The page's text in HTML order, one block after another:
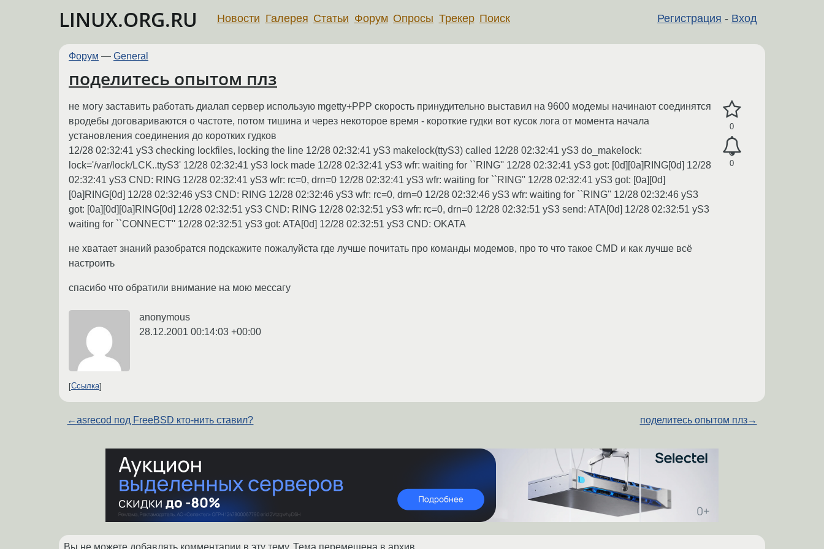
LINUX.ORG.RU Регистрация - Вход
Новости Галерея Статьи Форум Опросы Трекер Поиск
Форум — General
поделитесь опытом плз
0
0
не могу заставить работать диалап сервер использую mgetty+PPP скорость принудительно выставил на 9600 модемы начинают соединятся
вродебы договариваются о частоте, потом тишина и через некоторое время - короткие гудки вот кусок лога от момента начала
установления соединения до коротких гудков
12/28 02:32:41 yS3 checking lockfiles, locking the line 12/28 02:32:41 yS3 makelock(ttyS3) called 12/28 02:32:41 yS3 do_makelock:
lock='/var/lock/LCK..ttyS3' 12/28 02:32:41 yS3 lock made 12/28 02:32:41 yS3 wfr: waiting for ``RING'' 12/28 02:32:41 yS3 got: [0d][0a]RING[0d] 12/28
02:32:41 yS3 CND: RING 12/28 02:32:41 yS3 wfr: rc=0, drn=0 12/28 02:32:41 yS3 wfr: waiting for ``RING'' 12/28 02:32:41 yS3 got: [0a][0d]
[0a]RING[0d] 12/28 02:32:46 yS3 CND: RING 12/28 02:32:46 yS3 wfr: rc=0, drn=0 12/28 02:32:46 yS3 wfr: waiting for ``RING'' 12/28 02:32:46 yS3
got: [0a][0d][0a]RING[0d] 12/28 02:32:51 yS3 CND: RING 12/28 02:32:51 yS3 wfr: rc=0, drn=0 12/28 02:32:51 yS3 send: ATA[0d] 12/28 02:32:51 yS3
waiting for ``CONNECT'' 12/28 02:32:51 yS3 got: ATA[0d] 12/28 02:32:51 yS3 CND: OKATA
не хватает знаний разобратся подскажите пожалуйста где лучше почитать про команды модемов, про то что такое CMD и как лучше всё
настроить
спасибо что обратили внимание на мою мессагу
anonymous
28.12.2001 00:14:03 +00:00
Ссылка
←asrecod под FreeBSD кто-нить ставил? поделитесь опытом плз→
Вы не можете добавлять комментарии в эту тему. Тема перемещена в архив.